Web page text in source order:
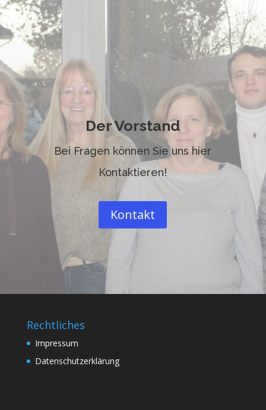
Der Vorstand
Bei Fragen können Sie uns hier
Kontaktieren!
Kontakt
Rechtliches
Impressum
Datenschutzerklärung